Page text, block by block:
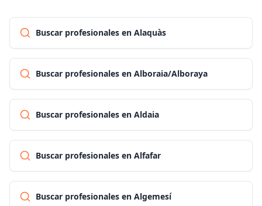
Buscar profesionales en Alaquàs
Buscar profesionales en Alboraia/Alboraya
Buscar profesionales en Aldaia
Buscar profesionales en Alfafar
Buscar profesionales en Algemesí